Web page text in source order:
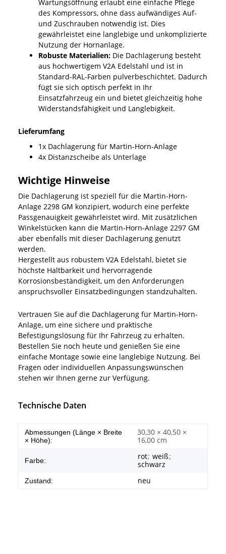
Wartungsöffnung erlaubt eine einfache Pflege
des Kompressors, ohne dass aufwändiges Auf-
und Zuschrauben notwendig ist. Dies
gewährleistet eine langlebige und unkomplizierte
Nutzung der Hornanlage.
Robuste Materialien: Die Dachlagerung besteht
aus hochwertigem V2A Edelstahl und ist in
Standard-RAL-Farben pulverbeschichtet. Dadurch
fügt sie sich optisch perfekt in Ihr
Einsatzfahrzeug ein und bietet gleichzeitig hohe
Widerstandsfähigkeit und Langlebigkeit.
Lieferumfang
1x Dachlagerung für Martin-Horn-Anlage
4x Distanzscheibe als Unterlage
Wichtige Hinweise
Die Dachlagerung ist speziell für die Martin-Horn-
Anlage 2298 GM konzipiert, wodurch eine perfekte
Passgenauigkeit gewährleistet wird. Mit zusätzlichen
Winkelstücken kann die Martin-Horn-Anlage 2297 GM
aber ebenfalls mit dieser Dachlagerung genutzt
werden.
Hergestellt aus robustem V2A Edelstahl, bietet sie
höchste Haltbarkeit und hervorragende
Korrosionsbeständigkeit, um den Anforderungen
anspruchsvoller Einsatzbedingungen standzuhalten.
Vertrauen Sie auf die Dachlagerung für Martin-Horn-
Anlage, um eine sichere und praktische
Befestigungslösung für Ihr Fahrzeug zu erhalten.
Bestellen Sie noch heute und genießen Sie eine
einfache Montage sowie eine langlebige Nutzung. Bei
Fragen oder individuellen Anpassungswünschen
stehen wir Ihnen gerne zur Verfügung.
Technische Daten
Abmessungen (Länge × Breite
× Höhe):
30,30 × 40,50 ×
16,00 cm
Farbe: rot; weiß;
schwarz
Zustand: neu